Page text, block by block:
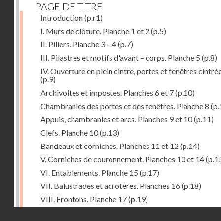
PAGE DE TITRE
Introduction(p.r1)
I. Murs de clôture. Planche 1 et 2 (p.5)
II. Piliers. Planche 3 – 4(p.7)
III. Pilastres et motifs d'avant – corps. Planche 5 (p.8)
IV. Ouverture en plein cintre, portes et fenêtres
(p.9)
Archivoltes et impostes. Planches 6 et 7(p.10)
Chambranles des portes et des fenêtres. Planche 8
Appuis, chambranles et arcs. Planches 9 et 10(p.11)
Clefs. Planche 10(p.13)
Bandeaux et corniches. Planches 11 et 12 (p.14)
V. Corniches de couronnement. Planches 13 et 14
VI. Entablements. Planche 15 (p.17)
VII. Balustrades et acrotères. Planches 16 (p.18)
VIII. Frontons. Planche 17(p.19)